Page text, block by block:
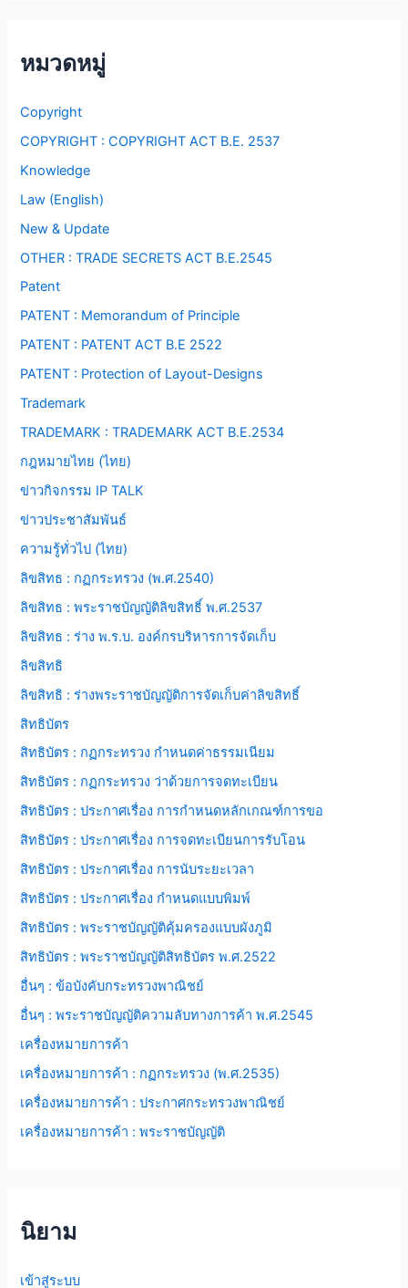
หมวดหมู่
Copyright
COPYRIGHT : COPYRIGHT ACT B.E. 2537
Knowledge
Law (English)
New & Update
OTHER : TRADE SECRETS ACT B.E.2545
Patent
PATENT : Memorandum of Principle
PATENT : PATENT ACT B.E 2522
PATENT : Protection of Layout-Designs
Trademark
TRADEMARK : TRADEMARK ACT B.E.2534
กฎหมายไทย (ไทย)
ข่าวกิจกรรม IP TALK
ข่าวประชาสัมพันธ์
ความรู้ทั่วไป (ไทย)
ลิขสิทธ : กฏกระทรวง (พ.ศ.2540)
ลิขสิทธ : พระราชบัญญัติลิขสิทธิ์ พ.ศ.2537
ลิขสิทธ : ร่าง พ.ร.บ. องค์กรบริหารการจัดเก็บ
ลิขสิทธิ
ลิขสิทธิ : ร่างพระราชบัญญัติการจัดเก็บค่าลิขสิทธิ์
สิทธิบัตร
สิทธิบัตร : กฏกระทรวง กำหนดค่าธรรมเนียม
สิทธิบัตร : กฏกระทรวง ว่าด้วยการจดทะเบียน
สิทธิบัตร : ประกาศเรื่อง การกำหนดหลักเกณฑ์การขอ
สิทธิบัตร : ประกาศเรื่อง การจดทะเบียนการรับโอน
สิทธิบัตร : ประกาศเรื่อง การนับระยะเวลา
สิทธิบัตร : ประกาศเรื่อง กำหนดแบบพิมพ์
สิทธิบัตร : พระราชบัญญัติคุ้มครองแบบผังภูมิ
สิทธิบัตร : พระราชบัญญัติสิทธิบัตร พ.ศ.2522
อื่นๆ : ข้อบังคับกระทรวงพาณิชย์
อื่นๆ : พระราชบัญญัติความลับทางการค้า พ.ศ.2545
เครื่องหมายการค้า
เครื่องหมายการค้า : กฏกระทรวง (พ.ศ.2535)
เครื่องหมายการค้า : ประกาศกระทรวงพาณิชย์
เครื่องหมายการค้า : พระราชบัญญัติ
นิยาม
เข้าสู่ระบบ